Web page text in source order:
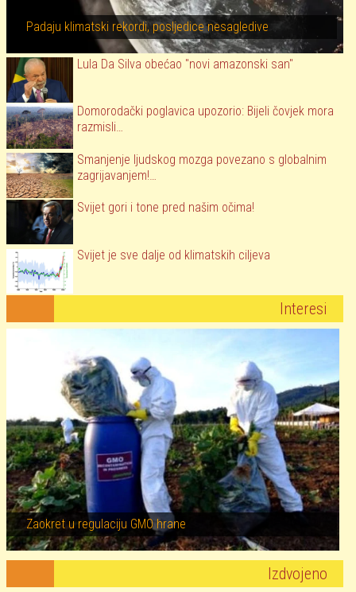
Padaju klimatski rekordi, posljedice nesagledive
Lula Da Silva obećao "novi amazonski san"
Domorodački poglavica upozorio: Bijeli čovjek mora
razmisli…
Smanjenje ljudskog mozga povezano s globalnim
zagrijavanjem!…
Svijet gori i tone pred našim očima!
Svijet je sve dalje od klimatskih ciljeva
Interesi
Zaokret u regulaciju GMO hrane
Izdvojeno